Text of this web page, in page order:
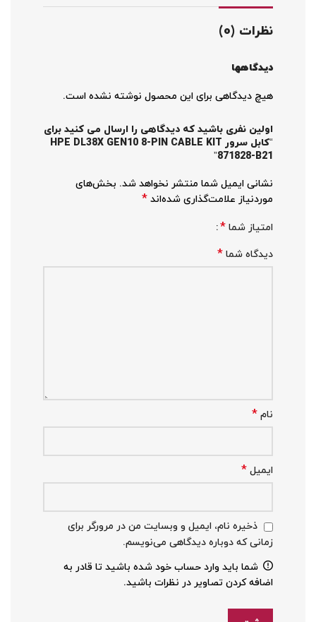
نظرات (0)
دیدگاهها
هیچ دیدگاهی برای این محصول نوشته نشده است.
اولین نفری باشید که دیدگاهی را ارسال می کنید برای
“کابل سرور HPE DL38X GEN10 8-PIN CABLE KIT
871828-B21”
نشانی ایمیل شما منتشر نخواهد شد. بخش‌های
موردنیاز علامت‌گذاری شده‌اند *
امتیاز شما *
دیدگاه شما *
نام *
ایمیل *
ذخیره نام، ایمیل و وبسایت من در مرورگر برای
زمانی که دوباره دیدگاهی می‌نویسم.
شما باید وارد حساب خود شده باشید تا قادر به
اضافه کردن تصاویر در نظرات باشید.